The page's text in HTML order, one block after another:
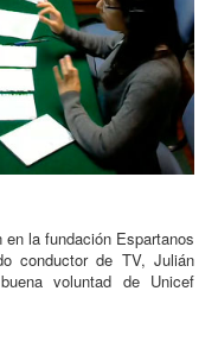
la fundación Espartanos
conductor de TV, Julián
voluntad de Unicef